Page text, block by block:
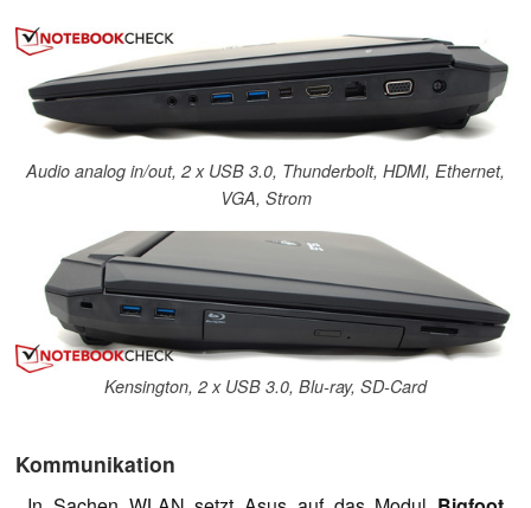
Audio analog in/out, 2 x USB 3.0, Thunderbolt, HDMI, Ethernet,
VGA, Strom
Kensington, 2 x USB 3.0, Blu-ray, SD-Card
Kommunikation